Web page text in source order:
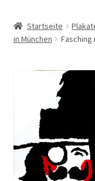
News
Sortiment
Rahmen &
Firmenservice –
Referenzen
Startseite
in München
Fasching